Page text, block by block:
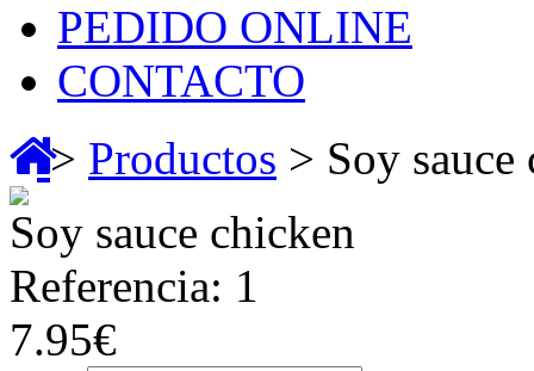
PEDIDO ONLINE
CONTACTO
> Productos > Soy sauce
Soy sauce chicken
Referencia: 1
7.95€